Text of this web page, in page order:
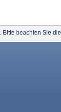
Bitte beachten Sie die